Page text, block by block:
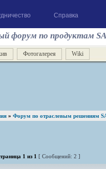
Справка
форум по продуктам
Фотогалерея Wiki
» Форум по отраслевым решениям
1 из 1 [ Сообщений: 2 ]